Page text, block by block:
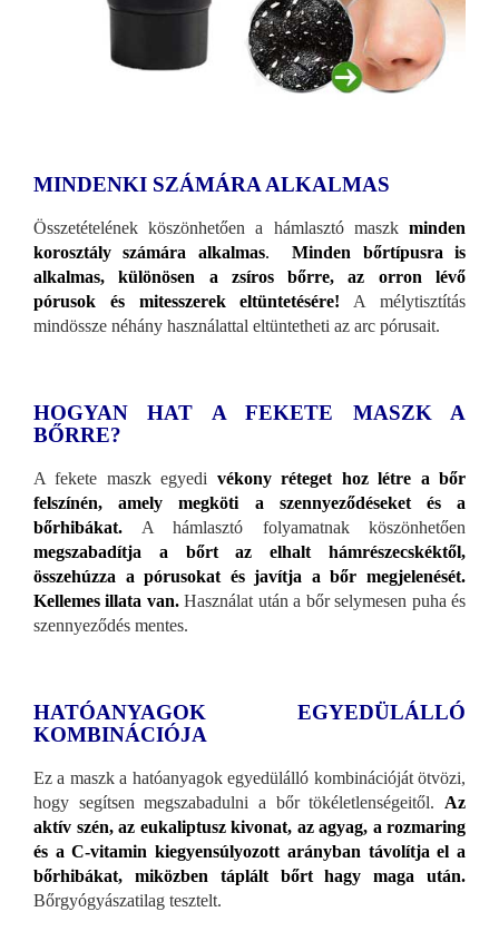
MINDENKI SZÁMÁRA ALKALMAS
Összetételének köszönhetően a hámlasztó maszk minden
korosztály számára alkalmas.Minden bőrtípusra is
alkalmas, különösen a zsíros bőrre, az orron lévő
pórusok és mitesszerek eltüntetésére!
A mélytisztítás
mindössze néhány használattal eltüntetheti az arc pórusait.
HOGYAN HAT A FEKETE MASZK A
BŐRRE?
A fekete maszk egyedi vékony réteget hoz létre a bőr
felszínén, amely megköti a szennyeződéseket és a
bőrhibákat. A hámlasztó folyamatnak köszönhetően
megszabadítja a bőrt az elhalt hámrészecskéktől,
összehúzza a pórusokat és javítja a bőr megjelenését.
Kellemes illata van.Használat után a bőr selymesen puha és
szennyeződés mentes.
HATÓANYAGOK EGYEDÜLÁLLÓ
KOMBINÁCIÓJA
Ez a maszk a hatóanyagok egyedülálló kombinációját ötvözi,
hogy segítsen megszabadulni a bőr tökéletlenségeitől. Az
aktív szén, az eukaliptusz kivonat, az agyag, a rozmaring
és a C-vitamin kiegyensúlyozott arányban távolítja el a
bőrhibákat, miközben táplált bőrt hagy maga után.
Bőrgyógyászatilag tesztelt.